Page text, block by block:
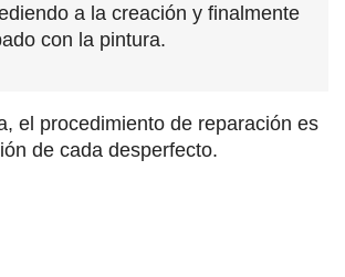
a la creación y finalmente
con la pintura.
el procedimiento de reparación es
de cada desperfecto.